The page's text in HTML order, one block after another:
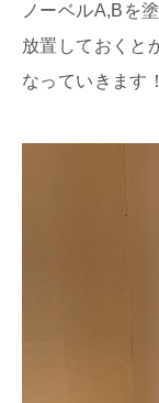
ノーベルA,Bを
放置しておくと
なっていきます！